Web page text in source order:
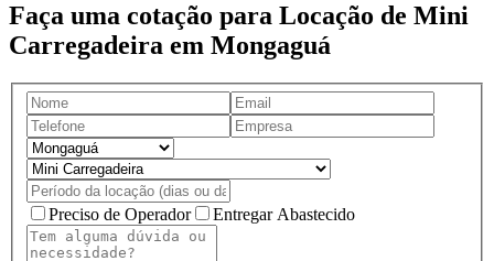
Faça uma cotação para Locação de Mini
Carregadeira em Mongaguá
Preciso de Operador Entregar Abastecido